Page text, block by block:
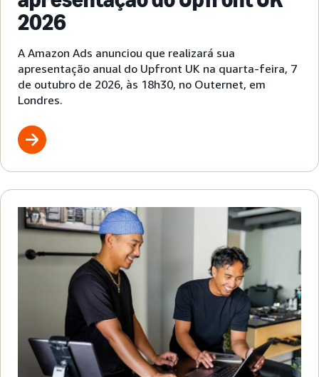
2026
A Amazon Ads anunciou que realizará sua
apresentação anual do Upfront UK na quarta-feira, 7
de outubro de 2026, às 18h30, no Outernet, em
Londres.